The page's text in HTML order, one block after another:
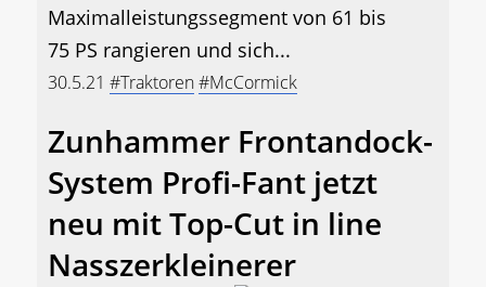
Maximalleistungssegment von 61 bis
75 PS rangieren und sich...
30.5.21 #Traktoren#McCormick
Zunhammer Frontandock-
System Profi-Fant jetzt
neu mit Top-Cut in line
Nasszerkleinerer